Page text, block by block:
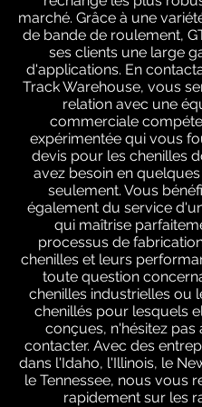
marché. Grâce à une
de bande de roulement,
ses clients une large
d'applications. En
Track Warehouse, vous
relation avec une
commerciale
expérimentée qui vous
devis pour les chenilles
avez besoin en
seulement. Vous
également du service
qui maîtrise
processus de
chenilles et leurs
toute question
chenilles industrielles ou
chenillés pour lesquels
conçues, n'hésitez pas
contacter. Avec des
dans l'Idaho, l'Illinois, le
le Tennessee, nous vous
rapidement sur les